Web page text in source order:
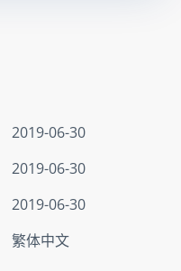
2019-06-30
2019-06-30
2019-06-30
繁体中文